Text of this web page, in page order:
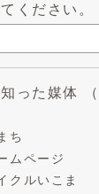
ください。
この相談を知った媒体 （
ち
ムページ
クルいこま